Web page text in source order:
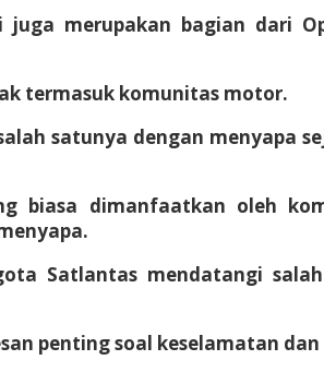
merupakan bagian dari
termasuk komunitas motor.
satunya dengan menyapa
biasa dimanfaatkan oleh
Satlantas mendatangi
penting soal keselamatan